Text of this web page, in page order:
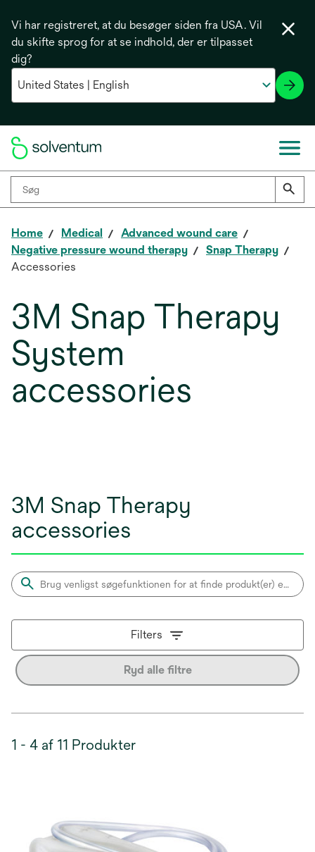
Vi har registreret, at du besøger siden fra USA. Vil
du skifte sprog for at se indhold, der er tilpasset
dig?
Home Medical
Advanced wound care
Negative pressure wound therapy
Snap Therapy
Accessories
3M Snap Therapy
System
accessories
3M Snap Therapy
accessories
Filters
Ryd alle filtre
1 - 4 af 11 Produkter